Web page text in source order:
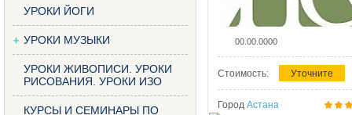
УРОКИ ЙОГИ
УРОКИ МУЗЫКИ
УРОКИ ЖИВОПИСИ. УРОКИ
РИСОВАНИЯ. УРОКИ ИЗО
КУРСЫ И СЕМИНАРЫ ПО
00.00.0000
Стоимость: Уточните
Город Астана